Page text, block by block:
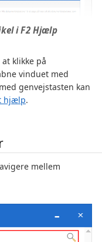
i F2 Hjælp
at klikke på
vinduet med
genvejstasten kan
hjælp.
mellem